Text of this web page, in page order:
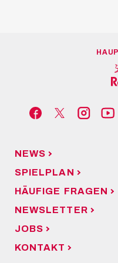
NEWS
SPIELPLAN
HÄUFIGE FRAGEN
NEWSLETTER
JOBS
KONTAKT